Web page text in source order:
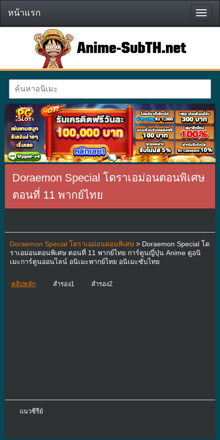
หน้า
แรก
หน้าแรก
Doraemon Special โดราเอม่อนตอนพิเศษ
ตอนที่ 11 พากย์ไทย
Doraemon Special โดราเอม่อนตอนพิเศษ> Doraemon Special โด
ราเอม่อนตอนพิเศษ ตอนที่ 11 พากย์ไทย การ์ตูนญี่ปุ่น Anime ดูอนิ
เมะการ์ตูนออนไลน์ อนิเมะพากย์ไทย อนิเมะซับไทย
คลิปหลัก สำรอง1 สำรอง2
แนวซีรีย์